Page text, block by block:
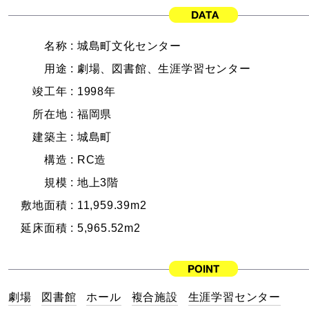
名称 : 城島町文化センター
用途 : 劇場、図書館、生涯学習センター
竣工年 : 1998年
所在地 : 福岡県
建築主 : 城島町
構造 : RC造
規模 : 地上3階
敷地面積 : 11,959.39m2
延床面積 : 5,965.52m2
劇場 図書館 ホール 複合施設 生涯学習センター